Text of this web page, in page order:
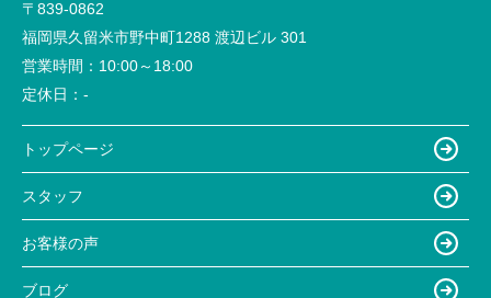
〒839-0862
福岡県久留米市野中町1288 渡辺ビル 301
営業時間： 10:00～18:00
定休日： -
トップページ
スタッフ
お客様の声
ブログ